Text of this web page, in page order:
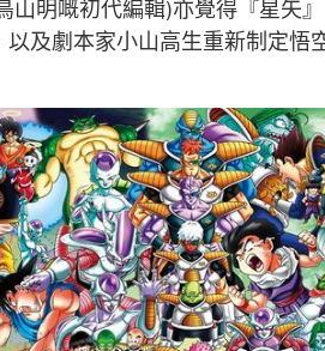
山明嘅初代編輯)亦覺得『星矢
以及劇本家小山高生重新制定悟